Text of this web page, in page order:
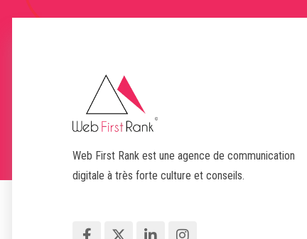
Web First Rank est une agence de communication
digitale à très forte culture et conseils.